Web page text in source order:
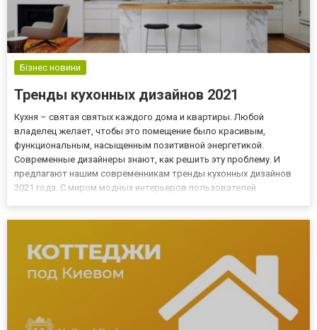
Бізнес новини
Тренды кухонных дизайнов 2021
Кухня – святая святых каждого дома и квартиры. Любой
владелец желает, чтобы это помещение было красивым,
функциональным, насыщенным позитивной энергетикой.
Современные дизайнеры знают, как решить эту проблему. И
предлагают нашим современникам тренды кухонных дизайнов
2021 года. С миром модных интерьеров пользователей